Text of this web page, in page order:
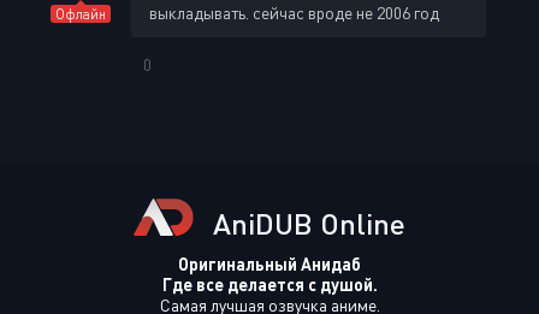
Офлайн
выкладывать. сейчас вроде не 2006 год
0
AniDUB Online
Оригинальный Анидаб
Где все делается с душой.
Самая лучшая озвучка аниме.